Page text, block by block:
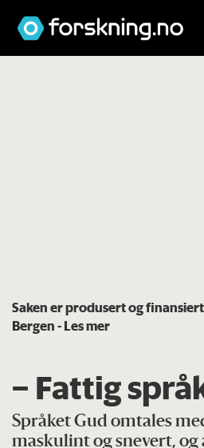
Saken er produsert og
Bergen- Les mer
– Fattig
Språket Gud omtales
maskulint og snevert,